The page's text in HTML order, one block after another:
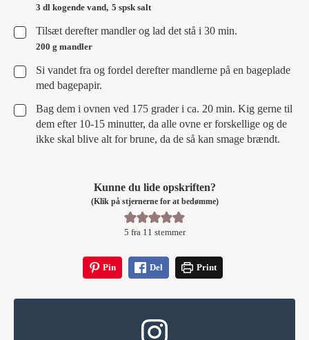
3 dl kogende vand, 5 spsk salt
▢
Tilsæt derefter mandler og lad det stå i 30 min.
200 g mandler
▢
Si vandet fra og fordel derefter mandlerne på en bageplade
med bagepapir.
▢
Bag dem i ovnen ved 175 grader i ca. 20 min. Kig gerne til
dem efter 10-15 minutter, da alle ovne er forskellige og de
ikke skal blive alt for brune, da de så kan smage brændt.
Kunne du lide opskriften?
(Klik på stjernerne for at bedømme)
5 fra 11 stemmer
Pin Del Print